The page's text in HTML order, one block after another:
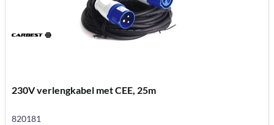
230V verlengkabel met CEE, 25m
820181